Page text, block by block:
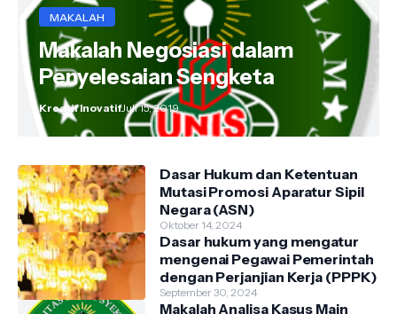
MAKALAH
Makalah Negosiasi dalam
Penyelesaian Sengketa
Kreatif InovatifJuli 15, 2019
Dasar Hukum dan Ketentuan
Mutasi Promosi Aparatur Sipil
Negara (ASN)
Oktober 14, 2024
Dasar hukum yang mengatur
mengenai Pegawai Pemerintah
dengan Perjanjian Kerja (PPPK)
September 30, 2024
Makalah Analisa Kasus Main